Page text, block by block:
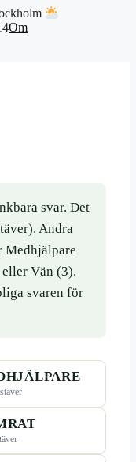
Om
svar. Det
Andra
Medhjälpare
Vän (3).
svaren för